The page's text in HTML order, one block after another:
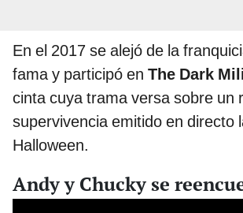
En el 2017 se alejó de la
fama y participó en The Dark
cinta cuya trama versa sobre un
supervivencia emitido en directo
Halloween.
Andy y Chucky se